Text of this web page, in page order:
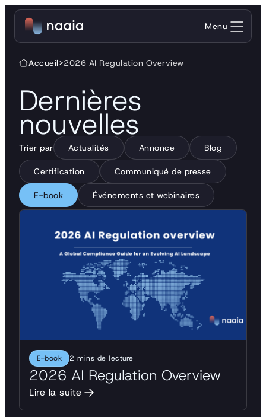
Menu
Accueil>2026 AI Regulation Overview
Dernières
nouvelles
Trier par Actualités Annonce Blog
Certification Communiqué de presse
E-book Événements et webinaires
E-book 2 mins de lecture
2026 AI Regulation Overview
Lire la suite